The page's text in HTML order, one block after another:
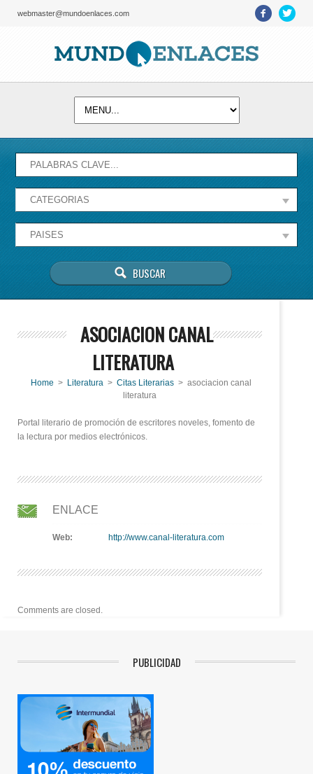
webmaster@mundoenlaces.com
ASOCIACION CANAL
LITERATURA
Home > Literatura> Citas Literarias > asociacion canal
literatura
Portal literario de promoción de escritores noveles, fomento de
la lectura por medios electrónicos.
ENLACE
Web: http://www.canal-literatura.com
Comments are closed.
PUBLICIDAD